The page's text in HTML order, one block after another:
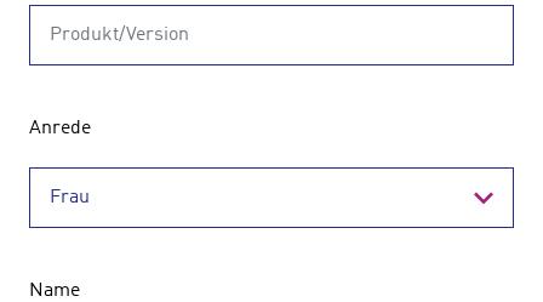
Anrede
Name